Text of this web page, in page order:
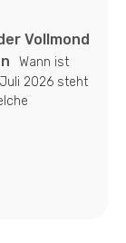
Vollmond
Wann ist
2026 steht